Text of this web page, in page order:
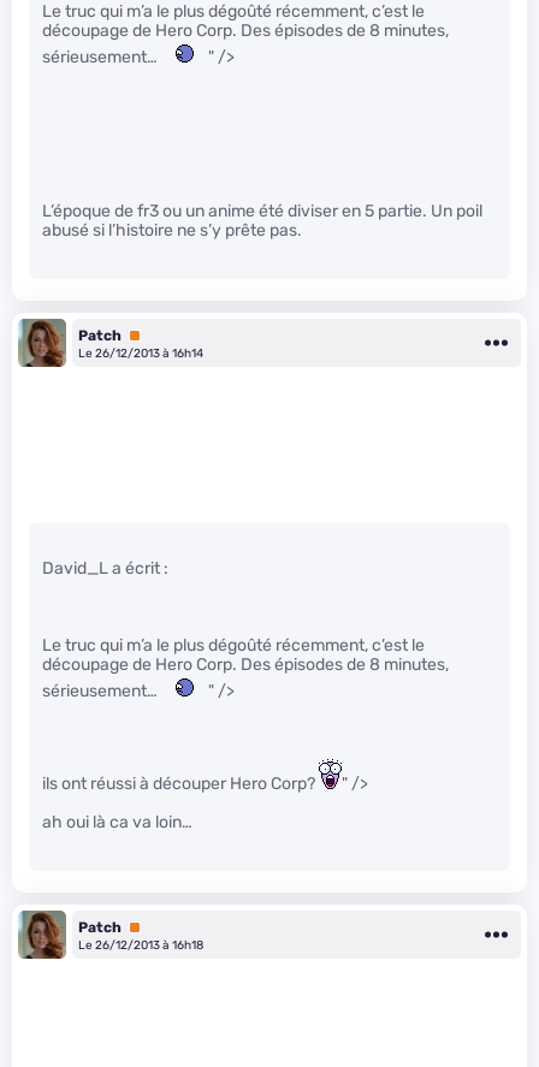
Le truc qui m’a le plus dégoûté récemment, c’est le
découpage de Hero Corp. Des épisodes de 8 minutes,
sérieusement…
" />
L’époque de fr3 ou un anime été diviser en 5 partie. Un poil
abusé si l’histoire ne s’y prête pas.
Patch Premium
Le 26/12/2013 à 16h14
David_L a écrit :
Le truc qui m’a le plus dégoûté récemment, c’est le
découpage de Hero Corp. Des épisodes de 8 minutes,
sérieusement…
" />
ils ont réussi à découper Hero Corp?
" />
ah oui là ca va loin…
Patch Premium
Le 26/12/2013 à 16h18